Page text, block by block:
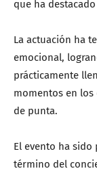
que ha
La actuación ha
emocional,
prácticamente
momentos en
de punta.
El evento ha
término del